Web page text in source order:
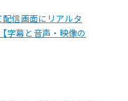
配信画面にリアルタ
字幕と音声・映像の